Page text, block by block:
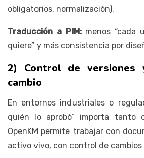
obligatorios, normalización).
Traducción a PIM:menos “cada
quiere” y más consistencia por
2) Control de versiones
cambio
En entornos industriales o
quién lo aprobó” importa tanto
OpenKM permite trabajar con
activo vivo, con control de